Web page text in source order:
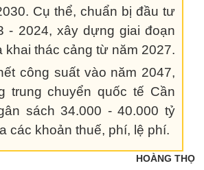
Cụ thể, chuẩn bị đầu tư
- 2024, xây dựng giai đoạn
khai thác cảng từ năm 2027.
công suất vào năm 2047,
trung chuyển quốc tế Cần
sách 34.000 - 40.000 tỷ
các khoản thuế, phí, lệ phí.
HOÀNG THỌ